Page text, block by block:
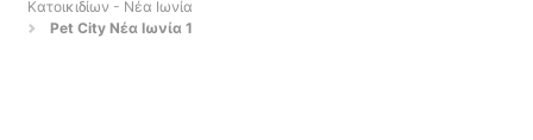
Κατοικιδίων - Νέα Ιωνία
Pet City Νέα Ιωνία 1